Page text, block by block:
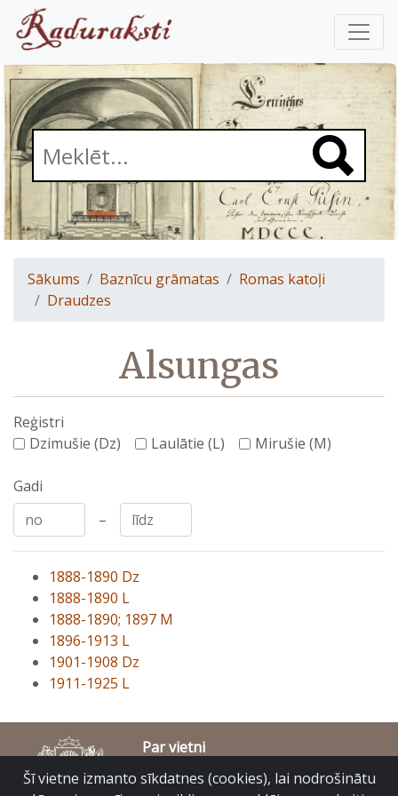
Sākums Baznīcu grāmatas
Romas katoļi
Draudzes
Alsungas
Reģistri
Dzimušie (Dz)
Laulātie (L) Mirušie (M)
Gadi
–
1888-1890 Dz
1888-1890 L
1888-1890; 1897 M
1896-1913 L
1901-1908 Dz
1911-1925 L
Par vietni
Piekļūstamības paziņojums
© Latvijas Valsts vēstures arhīvs 2007-2026
Šī vietne izmanto sīkdatnes (cookies), lai nodrošinātu